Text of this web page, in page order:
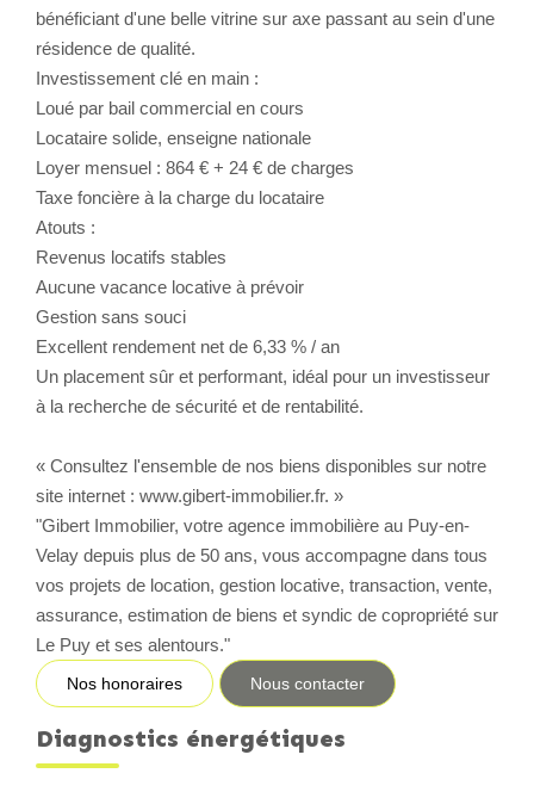
bénéficiant d'une belle vitrine sur axe passant au sein d'une
résidence de qualité.
Investissement clé en main :
Loué par bail commercial en cours
Locataire solide, enseigne nationale
Loyer mensuel : 864 € + 24 € de charges
Taxe foncière à la charge du locataire
Atouts :
Revenus locatifs stables
Aucune vacance locative à prévoir
Gestion sans souci
Excellent rendement net de 6,33 % / an
Un placement sûr et performant, idéal pour un investisseur
à la recherche de sécurité et de rentabilité.
« Consultez l'ensemble de nos biens disponibles sur notre
site internet : www.gibert-immobilier.fr. »
"Gibert Immobilier, votre agence immobilière au Puy-en-
Velay depuis plus de 50 ans, vous accompagne dans tous
vos projets de location, gestion locative, transaction, vente,
assurance, estimation de biens et syndic de copropriété sur
Le Puy et ses alentours."
Nos honoraires Nous contacter
Diagnostics énergétiques